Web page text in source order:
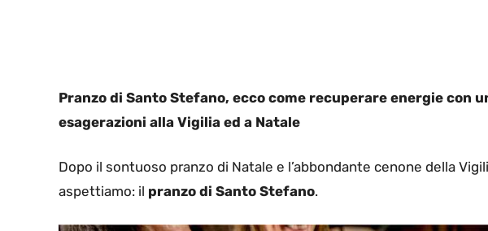
Pranzo di Santo Stefano, ecco come recuperare energie con
esagerazioni alla Vigilia ed a Natale
Dopo il sontuoso pranzo di Natale e l’abbondante cenone della
aspettiamo: il pranzo di Santo Stefano.